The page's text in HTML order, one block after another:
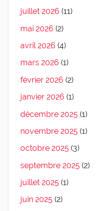
juillet 2026 (11)
mai 2026 (2)
avril 2026 (4)
mars 2026 (1)
février 2026 (2)
janvier 2026 (1)
décembre 2025 (1)
novembre 2025 (1)
octobre 2025 (3)
septembre 2025 (2)
juillet 2025 (1)
juin 2025 (2)